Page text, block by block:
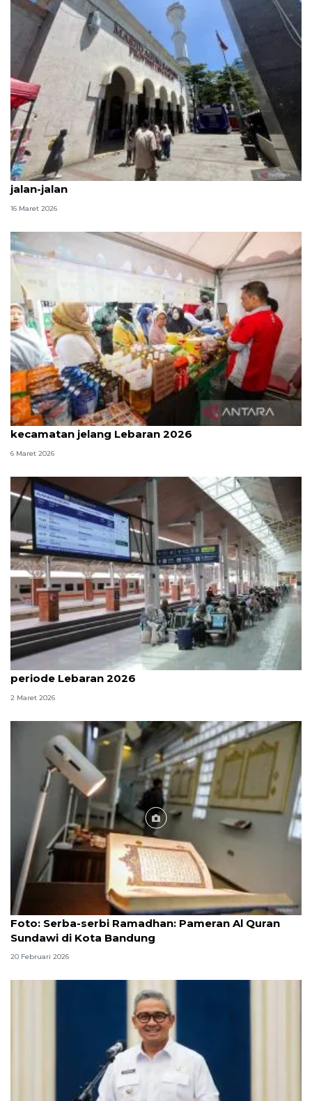
Jelang Lebaran, Masjid Raya Bandung jadi tujuan
jalan-jalan
16 Maret 2026
Pemkot Bandung gelar pasar murah di 30
kecamatan jelang Lebaran 2026
6 Maret 2026
178 ribu orang diprediksi padati Kota Bandung
periode Lebaran 2026
2 Maret 2026
Foto
Foto: Serba-serbi Ramadhan: Pameran Al Quran
Sundawi di Kota Bandung
20 Februari 2026